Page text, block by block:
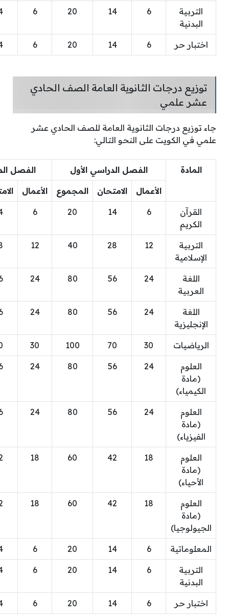
التربية
البدنية
6
14
20
6
اختبار حر 6
14
20
6
توزيع درجات الثانوية العامة الصف الحادي
عشر علمي
جاء توزيع درجات الثانوية العامة للصف الحادي عشر
علمي في الكويت على النحو التالي:
المادة الفصل الدراسي الأول الفصل
الأعمال الامتحان المجموع الأعمال
القرآن
الكريم
6
14
20
6
التربية
الإسلامية
12
28
40
12
اللغة
العربية
24
56
80
24
اللغة
الإنجليزية
24
56
80
24
الرياضيات 30
70
100
30
العلوم
(مادة
الكيمياء)
24
56
80
24
العلوم
(مادة
الفيزياء)
24
56
80
24
العلوم
(مادة
الأحياء)
18
42
60
18
العلوم
(مادة
الجيولوجيا)
18
42
60
18
المعلوماتية 6
14
20
6
التربية
البدنية
6
14
20
6
اختبار حر 6
14
20
6